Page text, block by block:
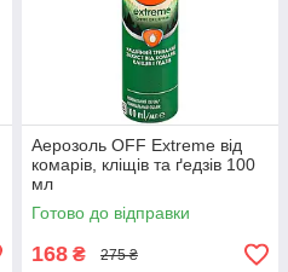
Аерозоль OFF Extreme від
комарів, кліщів та ґедзів 100
мл
Готово до відправки
168 ₴ 275 ₴